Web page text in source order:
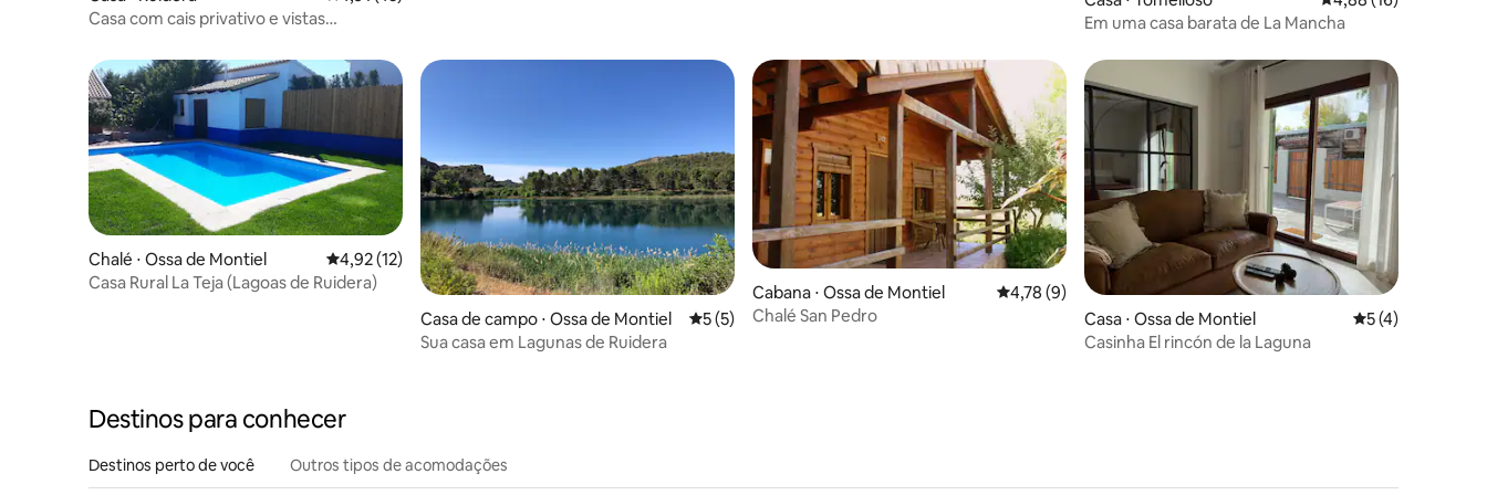
Casa com cais privativo e vistas
Em uma casa barata de La Mancha
Chalé ⋅ Ossa de Montiel 4,92 de uma avaliação média de 5, 12 avaliações
4,92 (12)
Casa Rural La Teja (Lagoas de Ruidera)
Casa de campo ⋅ Ossa de Montiel
5 de uma avaliação média de 5, 5 avaliações
5 (5)
Sua casa em Lagunas de Ruidera
Cabana ⋅ Ossa de Montiel 4,78 de uma avaliação média de 5, 9 avaliações
4,78 (9)
Chalé San Pedro
Casa ⋅ Ossa de Montiel 5 de uma
5 (4)
Casinha El rincón de la Laguna
Destinos para conhecer
Destinos perto de você Outros tipos de acomodações